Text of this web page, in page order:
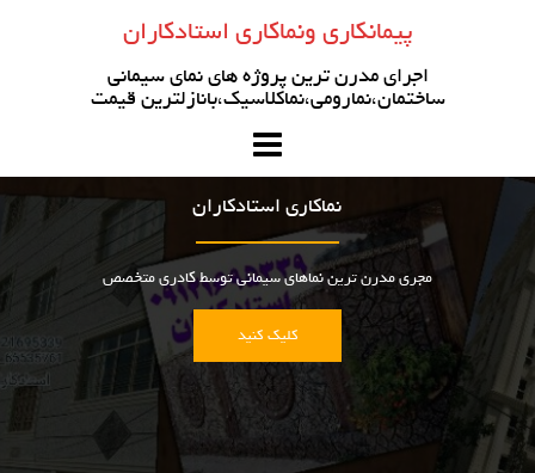
پیمانکاری ونماکاری استادکاران
اجرای مدرن ترین پروژه های نمای سیمانی
ساختمان،نمارومی،نماکلاسیک،بانازلترین قیمت
نماکاری استادکاران
مجری مدرن ترین نماهای سیمانی توسط کادری متخصص
کلیک کنید